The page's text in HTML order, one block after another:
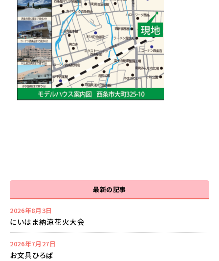
最新の記事
2026年8月3日
にいはま納涼花火大会
2026年7月27日
お文具ひろば